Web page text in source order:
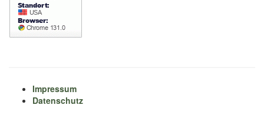
Impressum
Datenschutz